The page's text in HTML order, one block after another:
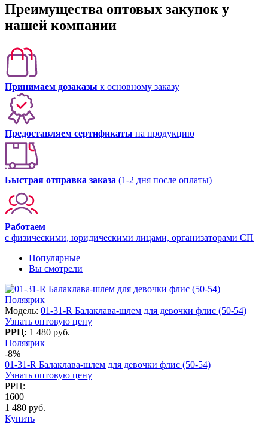
Преимущества оптовых закупок у
нашей компании
Принимаем дозаказы к основному заказу
Предоставляем сертификаты на продукцию
Быстрая отправка заказа (1-2 дня после оплаты)
Работаем
с физическими, юридическими лицами, организаторами СП
Популярные
Вы смотрели
Поляярик
Модель: 01-31-R Балаклава-шлем для девочки флис (50-54)
Узнать оптовую цену
РРЦ: 1 480 руб.
Поляярик
-8%
01-31-R Балаклава-шлем для девочки флис (50-54)
Узнать оптовую цену
РРЦ:
1600
1 480 руб.
Купить